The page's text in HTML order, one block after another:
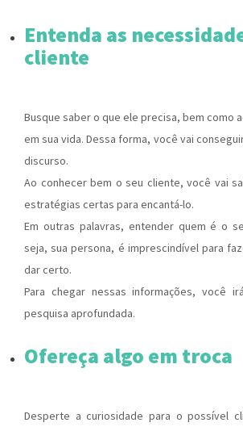
Entenda as
cliente
Busque saber o que ele precisa, bem como
em sua vida. Dessa forma, você vai
discurso.
Ao conhecer bem o seu cliente, você vai
estratégias certas para encantá-lo.
Em outras palavras, entender quem é o
seja, sua persona, é imprescindível para
dar certo.
Para chegar nessas informações, você
pesquisa aprofundada.
Ofereça algo em troca
Desperte a curiosidade para o possível